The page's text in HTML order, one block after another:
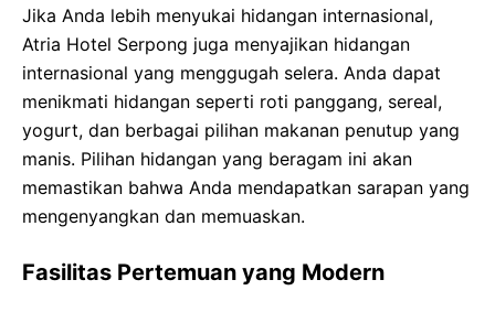
Jika Anda lebih menyukai hidangan internasional,
Atria Hotel Serpong juga menyajikan hidangan
internasional yang menggugah selera. Anda dapat
menikmati hidangan seperti roti panggang, sereal,
yogurt, dan berbagai pilihan makanan penutup yang
manis. Pilihan hidangan yang beragam ini akan
memastikan bahwa Anda mendapatkan sarapan yang
mengenyangkan dan memuaskan.
Fasilitas Pertemuan yang Modern